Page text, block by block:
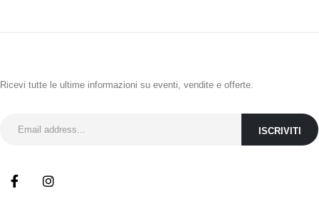
Ricevi tutte le ultime informazioni su eventi, vendite e offerte.